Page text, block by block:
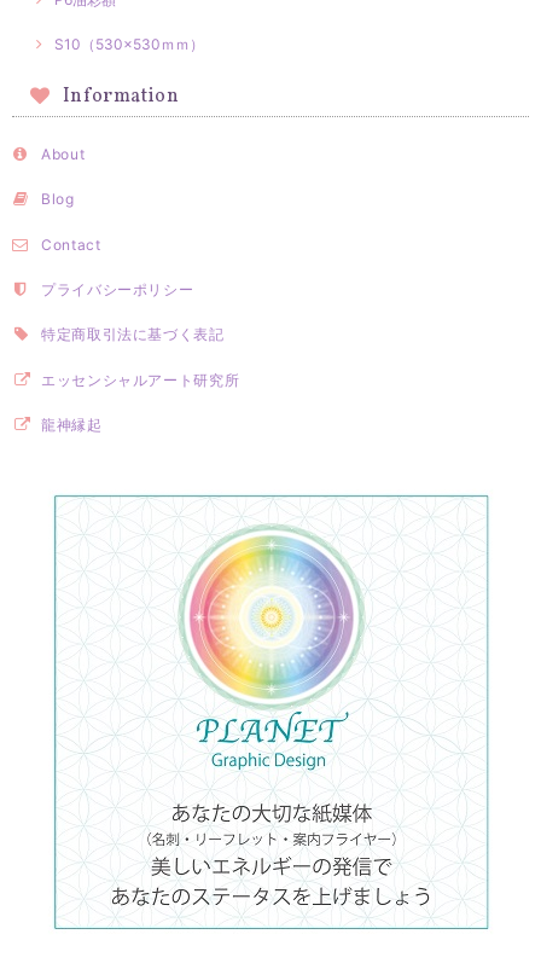
S10（530×530ｍｍ）
Information
About
Blog
Contact
プライバシーポリシー
特定商取引法に基づく表記
エッセンシャルアート研究所
龍神縁起